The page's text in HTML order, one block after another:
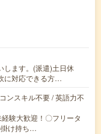
します。(派遣)土日休
に対応できる方…
ンスキル不要 / 英語力不
験大歓迎！〇フリータ
け持ち…